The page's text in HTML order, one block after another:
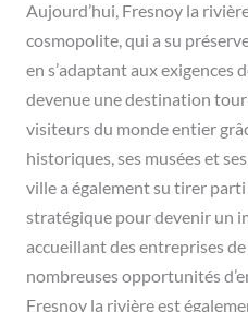
Aujourd’hui, Fresnoy la
cosmopolite, qui a su
en s’adaptant aux exigences
devenue une destination
visiteurs du monde entier
historiques, ses musées et
ville a également su tirer
stratégique pour devenir un
accueillant des entreprises
nombreuses opportunités
Fresnoy la rivière est